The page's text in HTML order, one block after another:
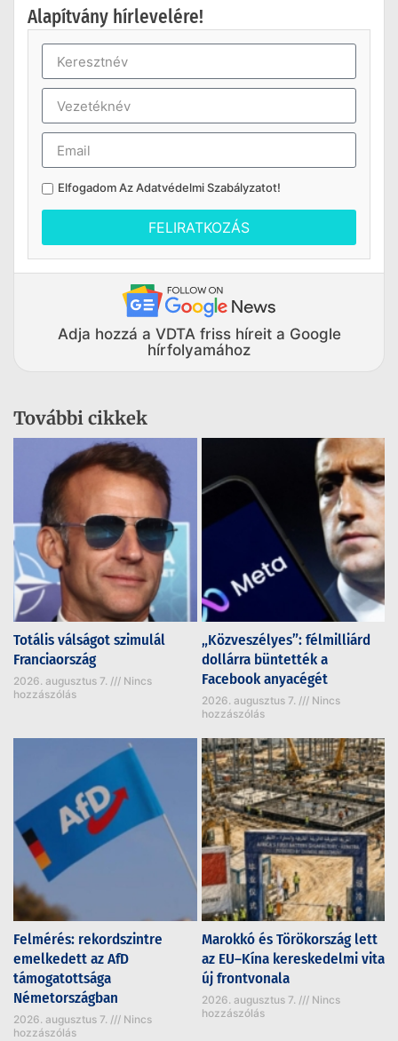
Alapítvány hírlevelére!
Elfogadom AzAdatvédelmi Szabályzatot!
FELIRATKOZÁS
Adja hozzá a VDTA friss híreit a Google
hírfolyamához
További cikkek
Totális válságot szimulál
Franciaország
2026. augusztus 7.
Nincs
hozzászólás
„Közveszélyes”: félmilliárd
dollárra büntették a
Facebook anyacégét
2026. augusztus 7.
Nincs
hozzászólás
Felmérés: rekordszintre
emelkedett az AfD
támogatottsága
Németországban
2026. augusztus 7.
Nincs
hozzászólás
Marokkó és Törökország lett
az EU–Kína kereskedelmi vita
új frontvonala
2026. augusztus 7.
Nincs
hozzászólás